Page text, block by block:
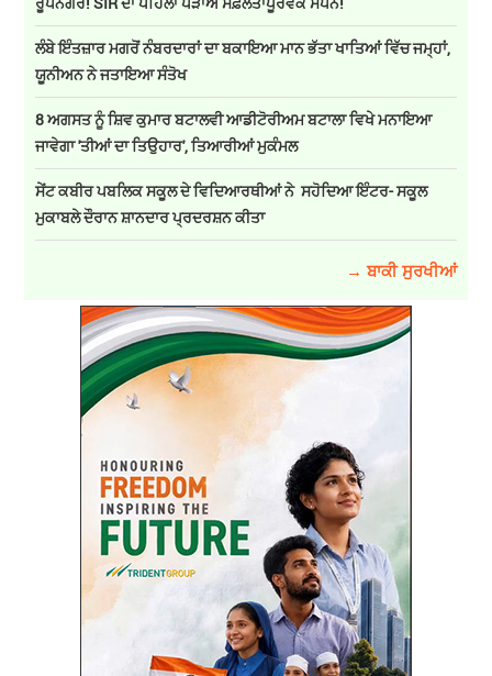
ਲੰਬੇ ਇੰਤਜ਼ਾਰ ਮਗਰੋਂ ਨੰਬਰਦਾਰਾਂ ਦਾ ਬਕਾਇਆ ਮਾਨ ਭੱਤਾ ਖਾਤਿਆਂ ਵਿੱਚ ਜਮ੍ਹਾਂ,
ਯੂਨੀਅਨ ਨੇ ਜਤਾਇਆ ਸੰਤੋਖ
8 ਅਗਸਤ ਨੂੰ ਸ਼ਿਵ ਕੁਮਾਰ ਬਟਾਲਵੀ ਆਡੀਟੋਰੀਅਮ ਬਟਾਲਾ ਵਿਖੇ ਮਨਾਇਆ
ਜਾਵੇਗਾ 'ਤੀਆਂ ਦਾ ਤਿਉਹਾਰ', ਤਿਆਰੀਆਂ ਮੁਕੰਮਲ
ਸੇਂਟ ਕਬੀਰ ਪਬਲਿਕ ਸਕੂਲ ਦੇ ਵਿਦਿਆਰਥੀਆਂ ਨੇ ਸਹੋਦਿਆ ਇੰਟਰ- ਸਕੂਲ
ਮੁਕਾਬਲੇ ਦੌਰਾਨ ਸ਼ਾਨਦਾਰ ਪ੍ਰਦਰਸ਼ਨ ਕੀਤਾ
→ ਬਾਕੀ ਸੁਰਖੀਆਂ